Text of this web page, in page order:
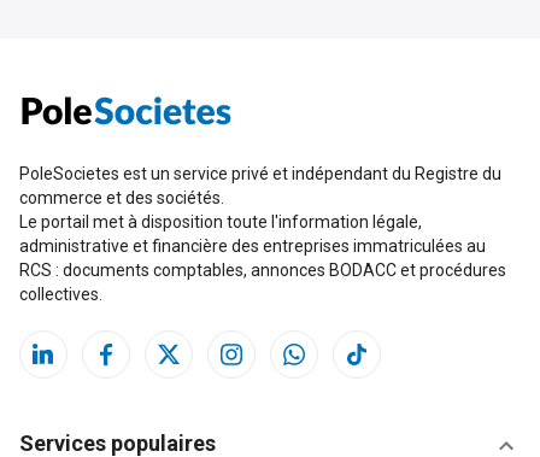
PoleSocietes est un service privé et indépendant du Registre du
commerce et des sociétés.
Le portail met à disposition toute l'information légale,
administrative et financière des entreprises immatriculées au
RCS : documents comptables, annonces BODACC et procédures
collectives.
Services populaires